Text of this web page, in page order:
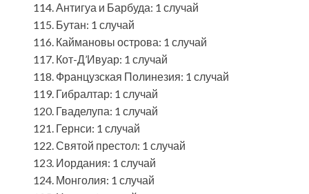
Антигуа и Барбуда: 1 случай
Бутан: 1 случай
Каймановы острова: 1 случай
Кот-Д’Ивуар: 1 случай
Французская Полинезия: 1 случай
Гибралтар: 1 случай
Гваделупа: 1 случай
Гернси: 1 случай
Святой престол: 1 случай
Иордания: 1 случай
Монголия: 1 случай